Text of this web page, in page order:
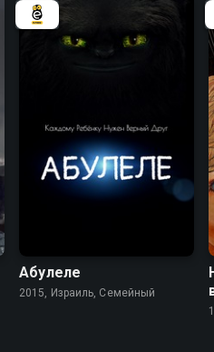
Абулеле
2015, Израиль, Семейный